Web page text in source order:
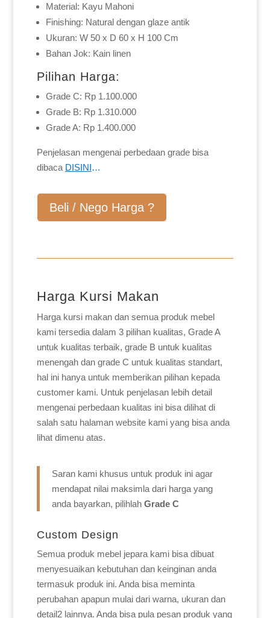
Material: Kayu Mahoni
Finishing: Natural dengan glaze antik
Ukuran: W 50 x D 60 x H 100 Cm
Bahan Jok: Kain linen
Pilihan Harga:
Grade C: Rp 1.100.000
Grade B: Rp 1.310.000
Grade A: Rp 1.400.000
Penjelasan mengenai perbedaan grade bisa
dibaca DISINI…
Beli / Nego Harga ?
Harga Kursi Makan
Harga kursi makan dan semua produk mebel
kami tersedia dalam 3 pilihan kualitas, Grade A
untuk kualitas terbaik, grade B untuk kualitas
menengah dan grade C untuk kualitas standart,
hal ini hanya untuk memberikan pilihan kepada
customer kami. Untuk penjelasan lebih detail
mengenai perbedaan kualitas ini bisa dilihat di
salah satu halaman website kami yang bisa anda
lihat dimenu atas.
Saran kami khusus untuk produk ini agar
mendapat nilai maksimla dari harga yang
anda bayarkan, pilihlah Grade C
Custom Design
Semua produk mebel jepara kami bisa dibuat
menyesuaikan kebutuhan dan keinginan anda
termasuk produk ini. Anda bisa meminta
perubahan apapun mulai dari warna, ukuran dan
detail2 lainnya. Anda bisa pula pesan produk yang